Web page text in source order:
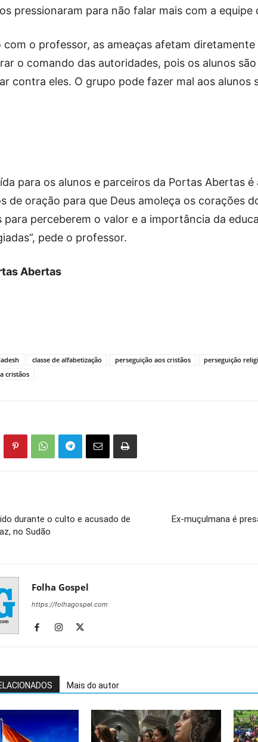
pressionaram para não falar mais com a equipe
com o professor, as ameaças afetam diretamente
o comando das autoridades, pois os alunos
contra eles. O grupo pode fazer mal aos alunos
para os alunos e parceiros da Portas Abertas é
de oração para que Deus amoleça os corações
para perceberem o valor e a importância da
pede o professor.
Abertas
classe de alfabetização perseguição aos cristãos
perseguição
cristãos
durante o culto e acusado de
no Sudão
Ex-muçulmana é
Folha Gospel
https://folhagospel.com
Mais do autor